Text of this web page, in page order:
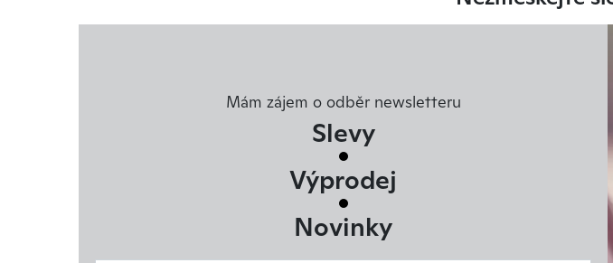
Mám zájem o odběr newsletteru
Slevy
Výprodej
Novinky